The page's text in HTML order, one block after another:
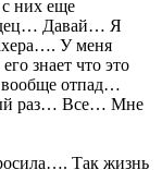
них еще
Давай… Я
У меня
знает что это
отпад…
раз… Все… Мне
Так жизнь